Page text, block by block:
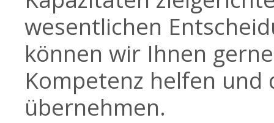
wesentlichen
können wir Ihnen
Kompetenz helfen
übernehmen.